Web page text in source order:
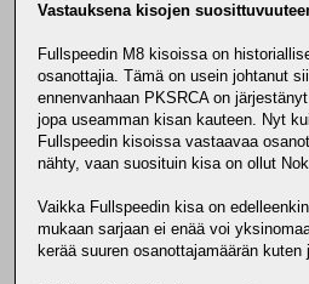
Vastauksena kisojen
Fullspeedin M8 kisoissa on
osanottajia. Tämä on usein johtanut
ennenvanhaan PKSRCA on
jopa useamman kisan kauteen. Nyt
Fullspeedin kisoissa vastaavaa
nähty, vaan suosituin kisa on ollut
Vaikka Fullspeedin kisa on
mukaan sarjaan ei enää voi
kerää suuren osanottajamäärän